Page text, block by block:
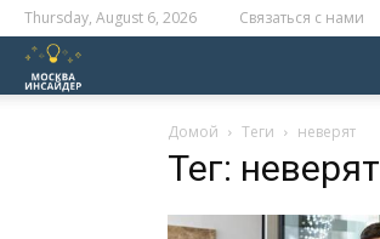
Thursday, August 6, 2026 Связаться с нами
Домой Теги неверят
Тег: неверят